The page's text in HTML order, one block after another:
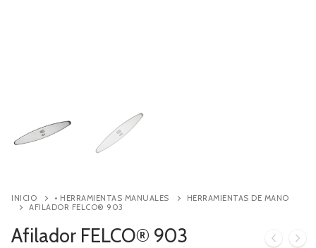
INICIO • HERRAMIENTAS MANUALES
HERRAMIENTAS DE MANO
AFILADOR FELCO® 903
Afilador FELCO® 903